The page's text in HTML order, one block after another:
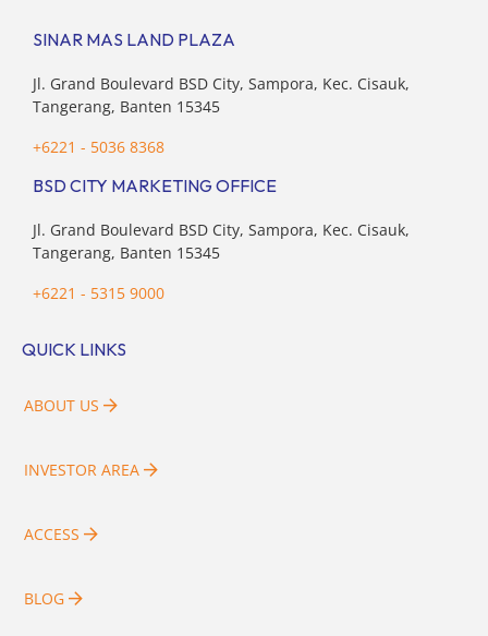
SINAR MAS LAND PLAZA
Jl. Grand Boulevard BSD City, Sampora, Kec. Cisauk,
Tangerang, Banten 15345
+6221 - 5036 8368
BSD CITY MARKETING OFFICE
Jl. Grand Boulevard BSD City, Sampora, Kec. Cisauk,
Tangerang, Banten 15345
+6221 - 5315 9000
QUICK LINKS
ABOUT US
INVESTOR AREA
ACCESS
BLOG